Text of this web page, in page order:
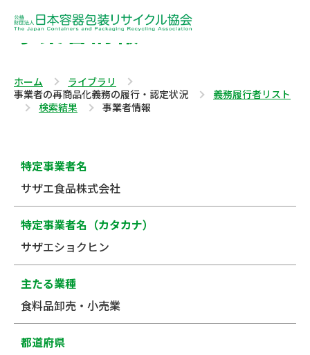
事業者情報
ホーム
ライブラリ
事業者の再商品化義務の履行・認定状況
義務履行者リスト
検索結果
事業者情報
特定事業者名
サザエ食品株式会社
特定事業者名（カタカナ）
サザエショクヒン
主たる業種
食料品卸売・小売業
都道府県